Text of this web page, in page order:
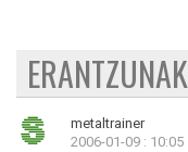
ERANTZUNAK
metaltrainer
2006-01-09 : 10:05